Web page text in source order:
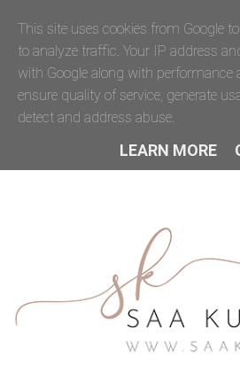
This site uses cookies from Google
to analyze traffic. Your IP address
with Google along with
ensure quality of service, generate
detect and address abuse.
LEARN MORE